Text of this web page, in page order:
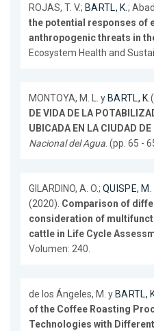
ROJAS, T. V.; BARTL, K.;
the potential responses of
anthropogenic threats in
Ecosystem Health and
MONTOYA, M. L. y BARTL, K.
DE VIDA DE LA
UBICADA EN LA CIUDAD
Nacional del Agua. (pp. 65 -
GILARDINO, A. O.; QUISPE, M.
(2020). Comparison of
consideration of
cattle in Life Cycle
Volumen: 240.
de los Ángeles, M. y BARTL,
of the Coffee Roasting
Technologies with